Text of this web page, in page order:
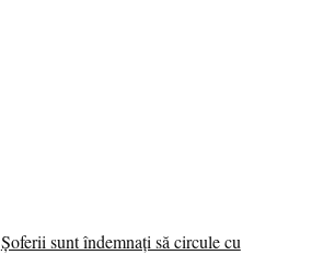
Șoferii sunt îndemnați să circule cu